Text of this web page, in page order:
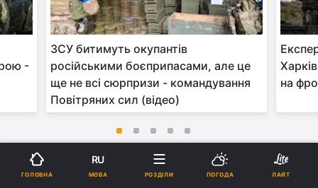
-
ЗСУ битимуть окупантів
російськими боєприпасами, але це
ще не всі сюрпризи - командування
Повітряних сил (відео)
на
На цьому тлі Росія та її пропагандисти вже
почали змінювати риторику і витягувати ідею
ГОЛОВНА
RU
МОВА РОЗДІЛИ ПОГОДА ЛАЙТ